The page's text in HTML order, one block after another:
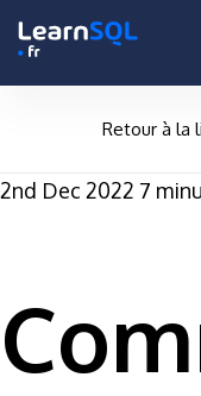
Retour à la
2nd Dec 2022 7